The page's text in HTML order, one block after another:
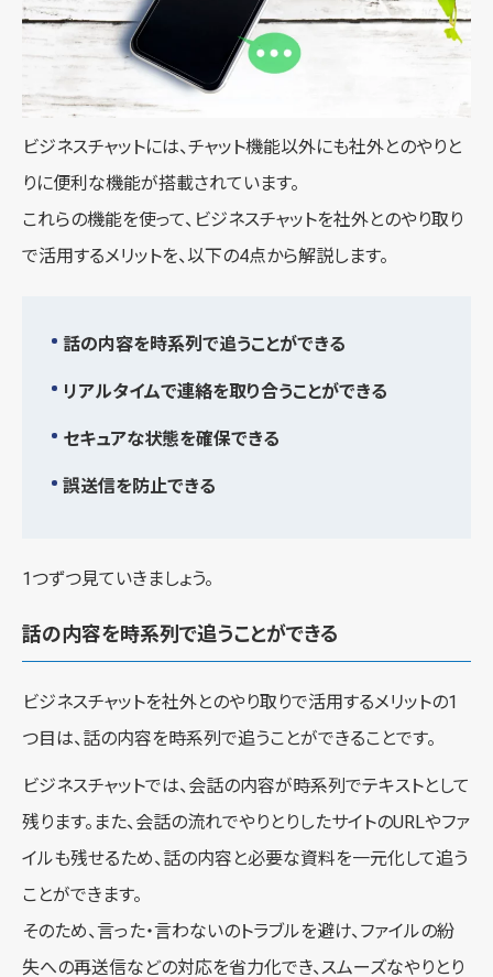
ビジネスチャットには、チャット機能以外にも社外とのやりと
りに便利な機能が搭載されています。
これらの機能を使って、ビジネスチャットを社外とのやり取り
で活用するメリットを、以下の4点から解説します。
話の内容を時系列で追うことができる
リアルタイムで連絡を取り合うことができる
セキュアな状態を確保できる
誤送信を防止できる
1つずつ見ていきましょう。
話の内容を時系列で追うことができる
ビジネスチャットを社外とのやり取りで活用するメリットの1
つ目は、話の内容を時系列で追うことができることです。
ビジネスチャットでは、会話の内容が時系列でテキストとして
残ります。また、会話の流れでやりとりしたサイトのURLやファ
イルも残せるため、話の内容と必要な資料を一元化して追う
ことができます。
そのため、言った・言わないのトラブルを避け、ファイルの紛
失への再送信などの対応を省力化でき、スムーズなやりとり